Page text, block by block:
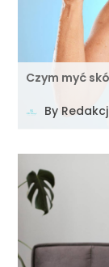
Czym myć
By